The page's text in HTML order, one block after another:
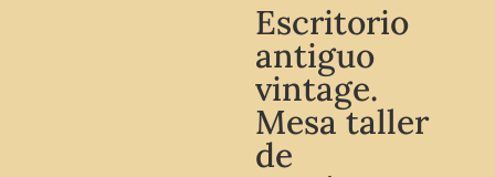
Escritorio
antiguo
vintage.
Mesa taller
de